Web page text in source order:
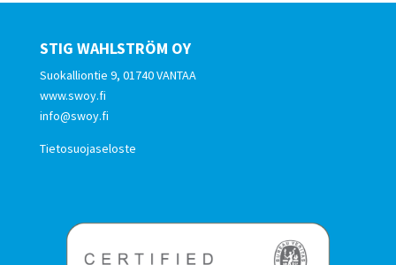
STIG WAHLSTRÖM OY
Suokalliontie 9, 01740 VANTAA
www.swoy.fi
info@swoy.fi
Tietosuojaseloste